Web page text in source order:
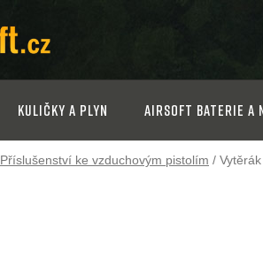
Kuličky a plyn Airsoft baterie a
Příslušenství ke vzduchovým pistolím /